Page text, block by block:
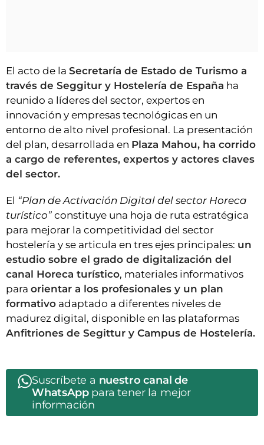
El acto de la Secretaría de Estado de Turismo a
través de Seggitur y Hostelería de España ha
reunido a líderes del sector, expertos en
innovación y empresas tecnológicas en un
entorno de alto nivel profesional. La presentación
del plan, desarrollada en Plaza Mahou, ha corrido
a cargo de referentes, expertos y actores claves
del sector.
El “Plan de Activación Digital del sector Horeca
turístico” constituye una hoja de ruta estratégica
para mejorar la competitividad del sector
hostelería y se articula en tres ejes principales: un
estudio sobre el grado de digitalización del
canal Horeca turístico, materiales informativos
para orientar a los profesionales y un plan
formativo adaptado a diferentes niveles de
madurez digital, disponible en las plataformas
Anfitriones de Segittur y Campus de Hostelería.
Suscríbete a nuestro canal de
WhatsApppara tener la mejor
información